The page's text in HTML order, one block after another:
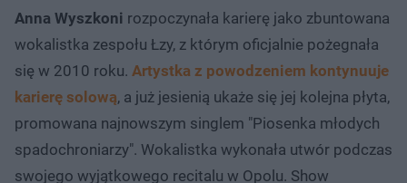
Anna Wyszkoni rozpoczynała karierę jako zbuntowana
wokalistka zespołu Łzy, z którym oficjalnie pożegnała
się w 2010 roku. Artystka z powodzeniem kontynuuje
karierę solową, a już jesienią ukaże się jej kolejna płyta,
promowana najnowszym singlem "Piosenka młodych
spadochroniarzy". Wokalistka wykonała utwór podczas
swojego wyjątkowego recitalu w Opolu. Show